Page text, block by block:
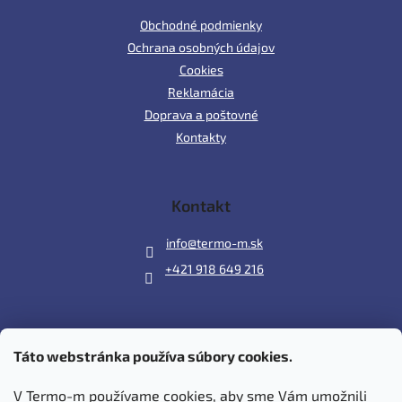
Táto webstránka používa súbory cookies.
V Termo-m používame cookies, aby sme Vám umožnili
Obchodné podmienky
Ochrana osobných údajov
Cookies
Reklamácia
Doprava a poštovné
Kontakty
Kontakt
info@termo-m.sk
+421 918 649 216
Prijímame online platby